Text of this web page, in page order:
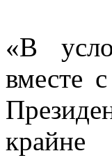
«В
вместе